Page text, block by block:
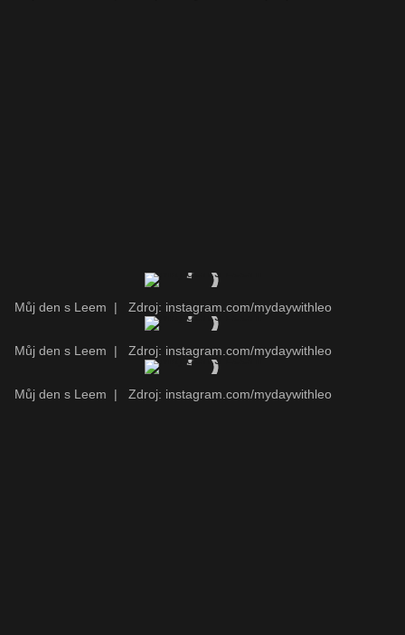
Můj den s Leem | Zdroj: instagram.com/mydaywithleo
Můj den s Leem | Zdroj: instagram.com/mydaywithleo
Můj den s Leem | Zdroj: instagram.com/mydaywithleo